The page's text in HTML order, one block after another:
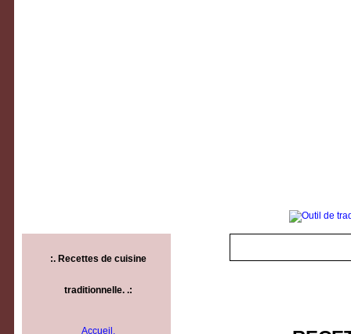
:.Recettes de cuisine
traditionnelle. .:
Accueil.